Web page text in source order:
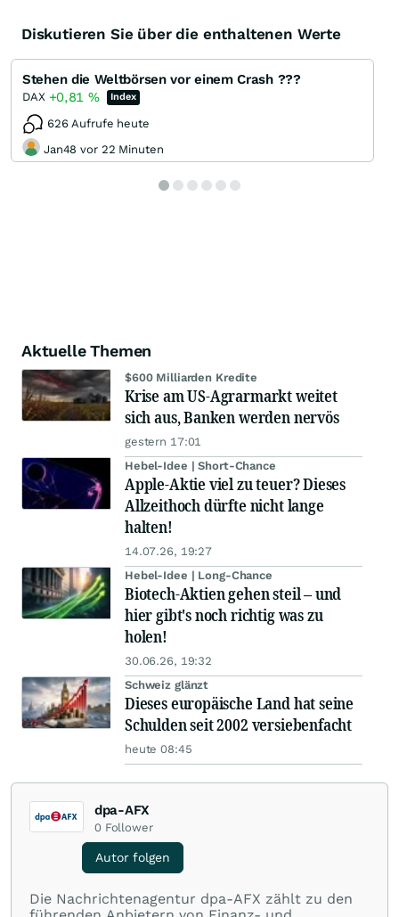
Diskutieren Sie über die enthaltenen Werte
Stehen die Weltbörsen vor einem Crash ???
DAX +0,81 % Index
626 Aufrufe heute
Jan48 vor 22 Minuten
Aktuelle Themen
$600 Milliarden Kredite
Krise am US-Agrarmarkt weitet
sich aus, Banken werden nervös
gestern 17:01
Hebel-Idee | Short-Chance
Apple-Aktie viel zu teuer? Dieses
Allzeithoch dürfte nicht lange
halten!
14.07.26, 19:27
Hebel-Idee | Long-Chance
Biotech-Aktien gehen steil – und
hier gibt's noch richtig was zu
holen!
30.06.26, 19:32
Schweiz glänzt
Dieses europäische Land hat seine
Schulden seit 2002 versiebenfacht
heute 08:45
dpa-AFX
0 Follower
Autor folgen
Die Nachrichtenagentur dpa-AFX zählt zu den